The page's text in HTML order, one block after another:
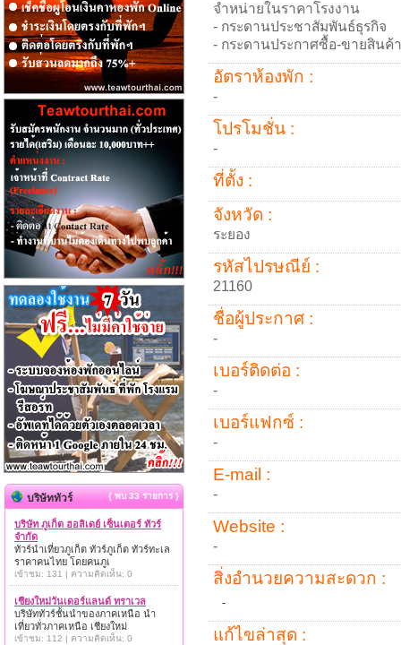
จำหน่ายในราคาโรงงาน
- กระดานประชาสัมพันธ์ธุรกิจ
- กระดานประกาศซื้อ-ขายสินค้า
อัตราห้องพัก :
-
โปรโมชั่น :
-
ที่ตั้ง :
จังหวัด :
ระยอง
รหัสไปรษณีย์ :
21160
ชื่อผู้ประกาศ :
-
เบอร์ติดต่อ :
-
เบอร์แฟกซ์ :
-
E-mail :
-
Website :
-
สิ่งอำนวยความสะดวก :
-
แก้ไขล่าสุด :
บริษัททัวร์ { พบ 33 รายการ }
บริษัท ภูเก็ต ฮอลิเดย์ เซ็นเตอร์ ทัวร์
จำกัด
ทัวร์นำเที่ยวภูเก็ต ทัวร์ภูเก็ต ทัวร์ทะเล
ราคาคนไทย โดยคนภูเ
เข้าชม: 131 | ความคิดเห็น: 0
เชียงใหม่วันเดอร์แลนด์ ทราเวล
บริษัททัวร์ชั้นนำของภาคเหนือ นำ
เที่ยวทั่วภาคเหนือ เชียงใหม่
เข้าชม: 112 | ความคิดเห็น: 0